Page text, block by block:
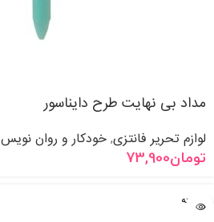
مداد بی نهایت طرح دایناسور
لوازم تحریر فانتزی, خودکار و روان نویس
تومان73,900
فروخته
شده